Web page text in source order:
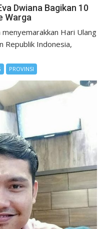
Dwiana Bagikan 10
Warga
Hari Ulang
Republik Indonesia,
PROVINSI